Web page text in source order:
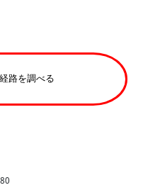
路を調べる